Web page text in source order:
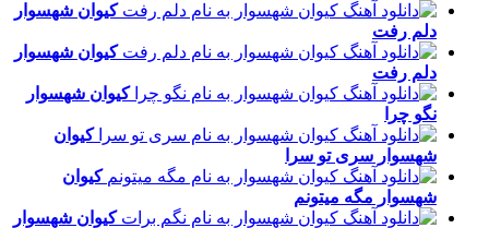
کیوان شهسوار
دلم رفت
کیوان شهسوار
دلم رفت
کیوان شهسوار
نگو چرا
کیوان
شهسوار سری تو سرا
کیوان
شهسوار مگه میتونم
کیوان شهسوار